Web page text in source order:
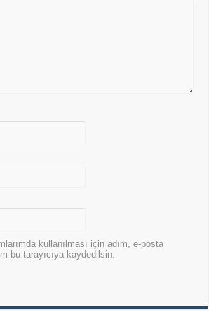
kullanılması için adım, e-posta
bu tarayıcıya kaydedilsin.